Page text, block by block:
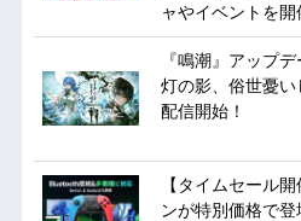
ャやイベントを開
『鳴潮』アップ
灯の影、俗世憂
配信開始！
【タイムセール
ンが特別価格で